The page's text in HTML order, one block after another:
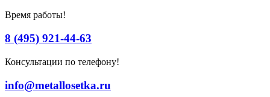
Время работы!
8 (495) 921-44-63
Консультации по телефону!
info@metallosetka.ru